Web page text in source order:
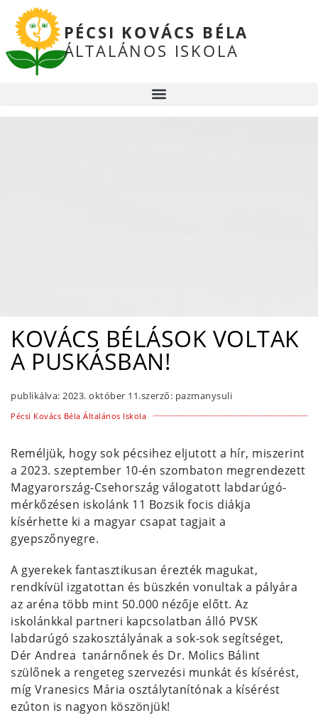
PÉCSI KOVÁCS BÉLA
ÁLTALÁNOS ISKOLA
KOVÁCS BÉLÁSOK VOLTAK
A PUSKÁSBAN!
publikálva: 2023. október 11.szerző: pazmanysuli
Pécsi Kovács Béla Általános Iskola
Reméljük, hogy sok pécsihez eljutott a hír, miszerint
a 2023. szeptember 10-én szombaton megrendezett
Magyarország-Csehország válogatott labdarúgó-
mérkőzésen iskolánk 11 Bozsik focis diákja
kísérhette ki a magyar csapat tagjait a
gyepszőnyegre.
A gyerekek fantasztikusan érezték magukat,
rendkívül izgatottan és büszkén vonultak a pályára
az aréna több mint 50.000 nézője előtt. Az
iskolánkkal partneri kapcsolatban álló PVSK
labdarúgó szakosztályának a sok-sok segítséget,
Dér Andrea tanárnőnek és Dr. Molics Bálint
szülőnek a rengeteg szervezési munkát és kísérést,
míg Vranesics Mária osztálytanítónak a kísérést
ezúton is nagyon köszönjük!